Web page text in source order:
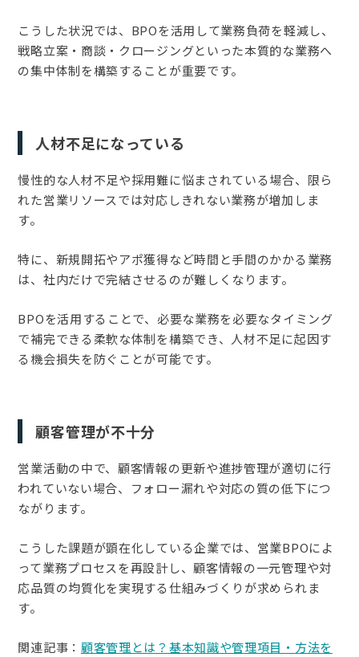
こうした状況では、BPOを活用して業務負荷を軽減し、
戦略立案・商談・クロージングといった本質的な業務へ
の集中体制を構築することが重要です。
人材不足になっている
慢性的な人材不足や採用難に悩まされている場合、限ら
れた営業リソースでは対応しきれない業務が増加しま
す。
特に、新規開拓やアポ獲得など時間と手間のかかる業務
は、社内だけで完結させるのが難しくなります。
BPOを活用することで、必要な業務を必要なタイミング
で補完できる柔軟な体制を構築でき、人材不足に起因す
る機会損失を防ぐことが可能です。
顧客管理が不十分
営業活動の中で、顧客情報の更新や進捗管理が適切に行
われていない場合、フォロー漏れや対応の質の低下につ
ながります。
こうした課題が顕在化している企業では、営業BPOによ
って業務プロセスを再設計し、顧客情報の一元管理や対
応品質の均質化を実現する仕組みづくりが求められま
す。
関連記事： 顧客管理とは？基本知識や管理項目・方法を